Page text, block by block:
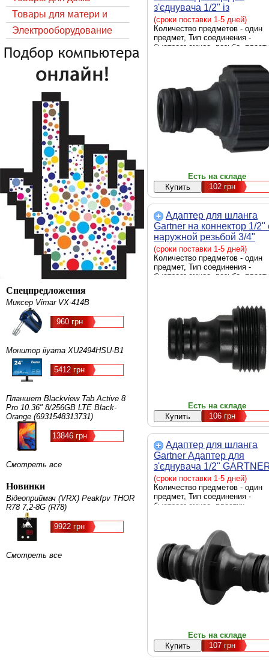
Товары для матери и
ребёнка
Электрооборудование
Спецпредложения
Миксер Vimar VX-414B
960 грн
Монитор iiyama XU2494HSU-B1
5412 грн
Планшет Blackview Tab Active 8
Pro 10.36" 8/256GB LTE Black-
Orange (6931548313731)
13846 грн
Смотреть все
Новинки
Відеоприймач (VRX) Peakfpv THOR
R78 7,2-8G (R78)
9922 грн
Смотреть все
з'єднувача 1/2" із
внутрішньою різьбою 3/4"
GARTN (80058050)
(сроки поставки 1-5 дней)
Количество предметов - один
предмет, Тип соединения -
быстросъемное, резьба,
Есть на складе
102грн
Адаптер для шланга
Gartner на коннектор 1/2"
наружной резьбой 3/4"
(80058010)
(сроки поставки 1-5 дней)
Количество предметов - один
предмет, Тип соединения -
быстросъемное, резьба,
Есть на складе
106грн
Адаптер для шланга
Gartner Адаптер для
з'єднувача 1/2"
(80058040)
(сроки поставки 1-5 дней)
Количество предметов - один
предмет, Тип соединения -
быстросъемное, пластик
Есть на складе
107грн